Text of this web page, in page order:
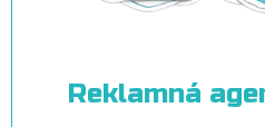
Reklamná